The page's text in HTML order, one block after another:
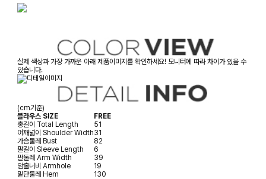
실제 색상과 가장 가까운 아래 제품이미지를 확인하세요! 모니터에 따라 차이가 있을 수
있습니다.
(cm기준)
블라우스 SIZE
FREE
총길이 Total Length
51
어깨넓이 Shoulder Width31
가슴둘레 Bust
82
팔길이 Sleeve Length
6
팔둘레 Arm Width
39
암홀너비 Armhole
19
밑단둘레 Hem 130